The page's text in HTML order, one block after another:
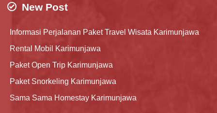
New Post
Informasi Perjalanan Paket Travel Wisata Karimunjawa
Rental Mobil Karimunjawa
Paket Open Trip Karimunjawa
Paket Snorkeling Karimunjawa
Sama Sama Homestay Karimunjawa